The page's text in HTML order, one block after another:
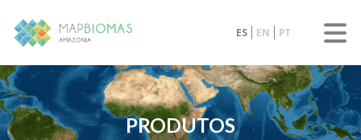
ES EN PT
PRODUTOS